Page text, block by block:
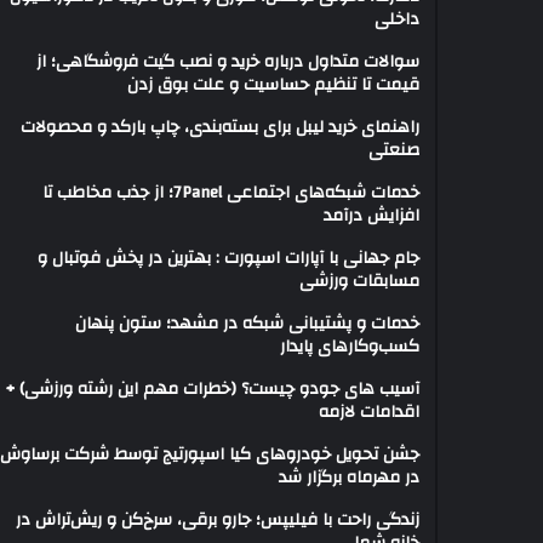
داخلی
سوالات متداول درباره خرید و نصب گیت فروشگاهی؛ از
قیمت تا تنظیم حساسیت و علت بوق زدن
راهنمای خرید لیبل برای بسته‌بندی، چاپ بارکد و محصولات
صنعتی
خدمات شبکه‌های اجتماعی 7Panel؛ از جذب مخاطب تا
افزایش درآمد
جام جهانی با آپارات اسپورت : بهترین در پخش فوتبال و
مسابقات ورزشی
خدمات و پشتیبانی شبکه در مشهد؛ ستون پنهان
کسب‌وکارهای پایدار
آسیب های جودو چیست؟ (خطرات مهم این رشته ورزشی) +
اقدامات لازمه
جشن تحویل خودروهای کیا اسپورتیج توسط شرکت برساوش
در مهرماه برگزار شد
زندگی راحت با فیلیپس؛ جارو برقی، سرخ‌کن و ریش‌تراش در